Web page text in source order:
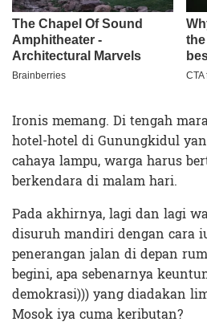
Ironis memang. Di tengah
hotel-hotel di Gunungkidul
cahaya lampu, warga harus
berkendara di malam hari.
Pada akhirnya, lagi dan lagi
disuruh mandiri dengan cara
penerangan jalan di depan
begini, apa sebenarnya
demokrasi))) yang diadakan
Mosok iya cuma keributan?